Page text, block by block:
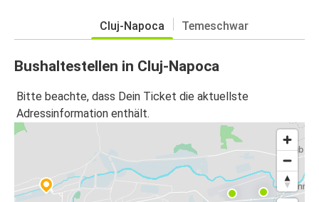
Cluj-Napoca Temeschwar
Bushaltestellen in Cluj-Napoca
Bitte beachte, dass Dein Ticket die aktuellste
Adressinformation enthält.